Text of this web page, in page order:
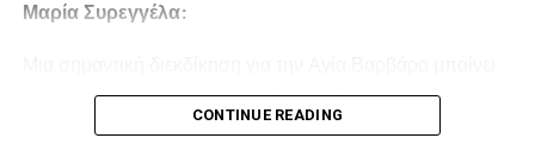
Μαρία Συρεγγέλα:
πλέον σε τροχιά υλοποίησης. Η ανάπλαση των αθλητικών
εγκαταστάσεων στο γήπεδο Ριμινίτικα εντάσσεται στον
CONTINUE READING